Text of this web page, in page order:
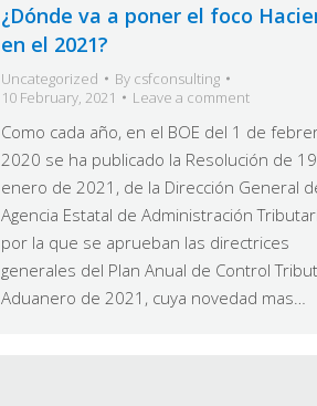
¿Dónde va a poner el foco
en el 2021?
Uncategorized By csfconsulting
10 February, 2021
Leave a comment
Como cada año, en el BOE del 1 de
2020 se ha publicado la Resolución de
enero de 2021, de la Dirección General
Agencia Estatal de Administración
por la que se aprueban las directrices
generales del Plan Anual de Control
Aduanero de 2021, cuya novedad mas…